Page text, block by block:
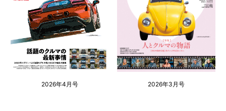
2026年4月号 2026年3月号